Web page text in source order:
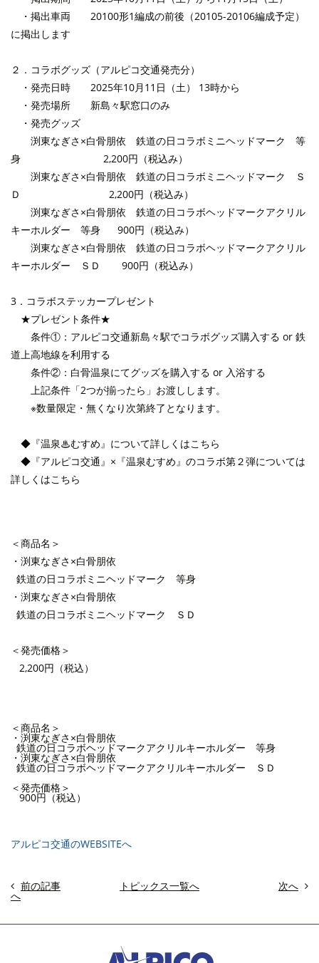
・掲出車両 20100形1編成の前後（20105-20106編成予定）
に掲出します
２．コラボグッズ（アルピコ交通発売分）
・発売日時 2025年10月11日（土） 13時から
・発売場所 新島々駅窓口のみ
・発売グッズ
渕東なぎさ×白骨朋依 鉄道の日コラボミニヘッドマーク 等
身 2,200円（税込み）
渕東なぎさ×白骨朋依 鉄道の日コラボミニヘッドマーク Ｓ
Ｄ 2,200円（税込み）
渕東なぎさ×白骨朋依 鉄道の日コラボヘッドマークアクリル
キーホルダー 等身 900円（税込み）
渕東なぎさ×白骨朋依 鉄道の日コラボヘッドマークアクリル
キーホルダー ＳＤ 900円（税込み）
3．コラボステッカープレゼント
★プレゼント条件★
条件①：アルピコ交通新島々駅でコラボグッズ購入する or 鉄
道上高地線を利用する
条件②：白骨温泉にてグッズを購入する or 入浴する
上記条件「2つが揃ったら」お渡しします。
※数量限定・無くなり次第終了となります。
◆『温泉♨むすめ』について詳しくはこちら
◆『アルピコ交通』×『温泉むすめ』のコラボ第２弾については
詳しくはこちら
＜商品名＞
・渕東なぎさ×白骨朋依
鉄道の日コラボミニヘッドマーク 等身
・渕東なぎさ×白骨朋依
鉄道の日コラボミニヘッドマーク ＳＤ
＜発売価格＞
2,200円（税込）
＜商品名＞
・渕東なぎさ×白骨朋依
鉄道の日コラボヘッドマークアクリルキーホルダー 等身
・渕東なぎさ×白骨朋依
鉄道の日コラボヘッドマークアクリルキーホルダー ＳＤ
＜発売価格＞
900円（税込）
アルピコ交通のWEBSITEへ
前の記事
へ
トピックス一覧へ 次へ